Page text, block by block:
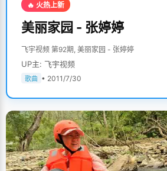
🔥 火热上新
美丽家园 - 张婷婷
飞宇视频 第92期, 美丽家园 - 张婷婷
UP主: 飞宇视频
歌曲 • 2011/7/30